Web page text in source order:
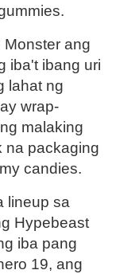
Monster ang
iba't ibang uri
lahat ng
wrap-
malaking
na packaging
candies.
lineup sa
Hypebeast
iba pang
19, ang